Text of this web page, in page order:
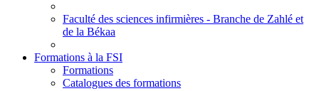
Faculté des sciences infirmières - Branche de Zahlé et
de la Békaa
Formations à la FSI
Formations
Catalogues des formations